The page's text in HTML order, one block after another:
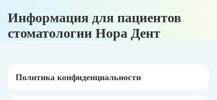
Информация для пациентов
стоматологии Нора Дент
Политика конфиденциальности